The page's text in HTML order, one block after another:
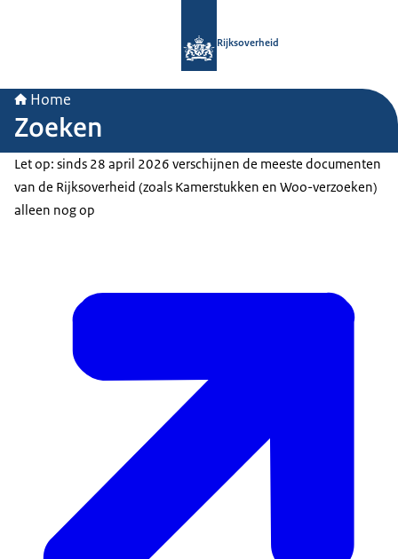
Rijksoverheid
Home
Zoeken
Let op: sinds 28 april 2026 verschijnen de meeste documenten
van de Rijksoverheid (zoals Kamerstukken en Woo-verzoeken)
alleen nog op